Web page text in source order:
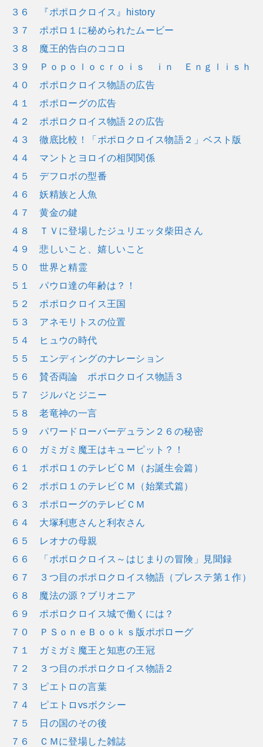
３６ 『ポポロクロイス』history
３７ ポポロ１に秘められたムービー
３８ 魔王的告白のココロ
３９ Ｐｏｐｏｌｏｃｒｏｉｓ ｉｎ Ｅｎｇｌｉｓｈ
４０ ポポロクロイス物語の広告
４１ ポポローグの広告
４２ ポポロクロイス物語２の広告
４３ 徹底比較！「ポポロクロイス物語２」ベスト版
４４ マントとヨロイの相関関係
４５ デフロボの型番
４６ 妖精族と人魚
４７ 黄金の鍵
４８ ＴＶに登場したジュリエッタ柴田さん
４９ 悲しいこと、嬉しいこと
５０ 世界と精霊
５１ パウロ達の年齢は？！
５２ ポポロクロイス王国
５３ アネモリトスの位置
５４ ヒュウの時代
５５ エンディングのナレーション
５６ 賛否両論 ポポロクロイス物語３
５７ ジルバとジニー
５８ 老竜神の一言
５９ パワードローバーデュラン２６の秘密
６０ ガミガミ魔王はキューピット？！
６１ ポポロ１のテレビＣＭ（お誕生会篇）
６２ ポポロ１のテレビＣＭ（始業式篇）
６３ ポポローグのテレビＣＭ
６４ 大塚利恵さんと利衣さん
６５ レオナの母親
６６ 「ポポロクロイス～はじまりの冒険」見聞録
６７ ３つ目のポポロクロイス物語（プレステ第１作）
６８ 魔法の源？ブリオニア
６９ ポポロクロイス城で働くには？
７０ ＰＳｏｎｅＢｏｏｋｓ版ポポローグ
７１ ガミガミ魔王と知恵の王冠
７２ ３つ目のポポロクロイス物語２
７３ ピエトロの言葉
７４ ピエトロvsボクシー
７５ 日の国のその後
７６ ＣＭに登場した雑誌